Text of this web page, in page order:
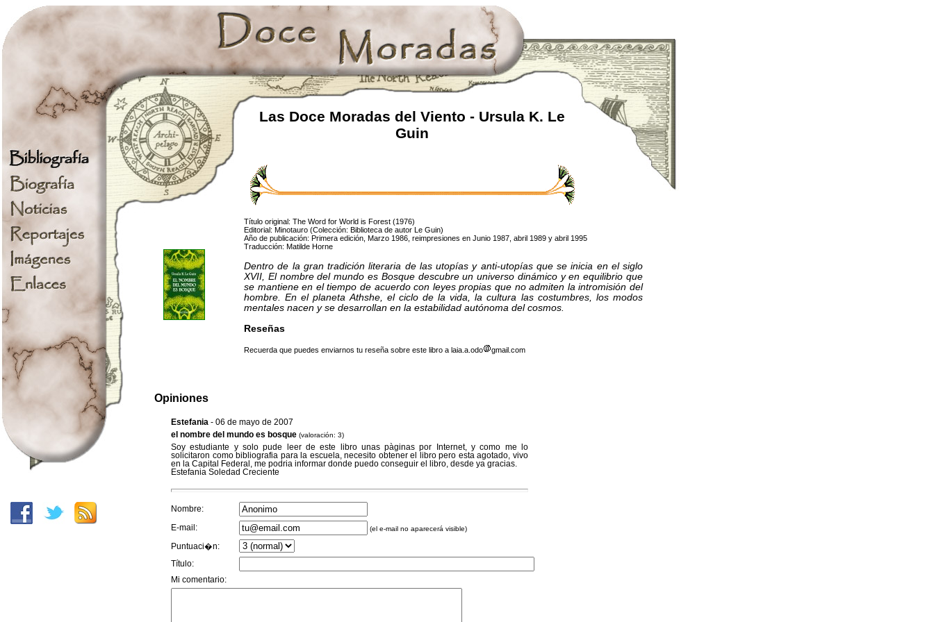
Las Doce Moradas del Viento - Ursula K. Le
Guin
Título original: The Word for World is Forest (1976)
Editorial: Minotauro (Colección: Biblioteca de autor Le Guin)
Año de publicación: Primera edición, Marzo 1986, reimpresiones en Junio 1987, abril 1989 y abril 1995
Traducción: Matilde Horne
Dentro de la gran tradición literaria de las utopías y anti-utopías que se inicia en el siglo
XVII, El nombre del mundo es Bosque descubre un universo dinámico y en equilibrio que
se mantiene en el tiempo de acuerdo con leyes propias que no admiten la intromisión del
hombre. En el planeta Athshe, el ciclo de la vida, la cultura las costumbres, los modos
mentales nacen y se desarrollan en la estabilidad autónoma del cosmos.
Reseñas
Recuerda que puedes enviarnos tu reseña sobre este libro a laia.a.odo gmail.com
Opiniones
Estefania - 06 de mayo de 2007
el nombre del mundo es bosque (valoración: 3)
Soy estudiante y solo pude leer de este libro unas pàginas por Internet, y como me lo
solicitaron como bibliografia para la escuela, necesito obtener el libro pero esta agotado, vivo
en la Capital Federal, me podria informar donde puedo conseguir el libro, desde ya gracias.
Estefania Soledad Creciente
Nombre:
E-mail: (el e-mail no aparecerá visible)
Puntuaci�n:
Título:
Mi comentario: